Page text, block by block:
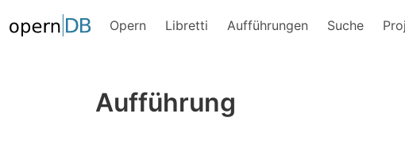
Opern Libretti Aufführungen Suche
Aufführung